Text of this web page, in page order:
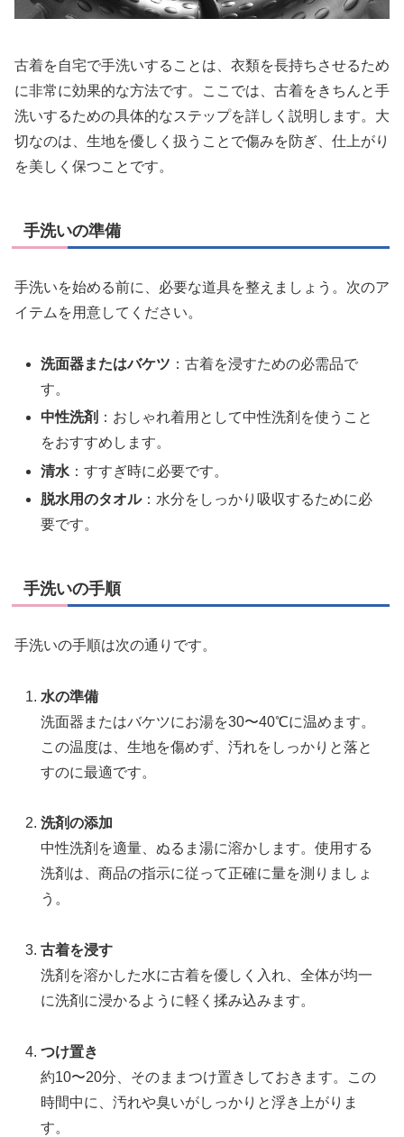
古着を自宅で手洗いすることは、衣類を長持ちさせるため
に非常に効果的な方法です。ここでは、古着をきちんと手
洗いするための具体的なステップを詳しく説明します。大
切なのは、生地を優しく扱うことで傷みを防ぎ、仕上がり
を美しく保つことです。
手洗いの準備
手洗いを始める前に、必要な道具を整えましょう。次のア
イテムを用意してください。
洗面器またはバケツ ：古着を浸すための必需品で
す。
中性洗剤 ：おしゃれ着用として中性洗剤を使うこと
をおすすめします。
清水 ：すすぎ時に必要です。
脱水用のタオル：水分をしっかり吸収するために必
要です。
手洗いの手順
手洗いの手順は次の通りです。
水の準備
洗面器またはバケツにお湯を30〜40℃に温めます。
この温度は、生地を傷めず、汚れをしっかりと落と
すのに最適です。
洗剤の添加
中性洗剤を適量、ぬるま湯に溶かします。使用する
洗剤は、商品の指示に従って正確に量を測りましょ
う。
古着を浸す
洗剤を溶かした水に古着を優しく入れ、全体が均一
に洗剤に浸かるように軽く揉み込みます。
つけ置き
約10〜20分、そのままつけ置きしておきます。この
時間中に、汚れや臭いがしっかりと浮き上がりま
す。